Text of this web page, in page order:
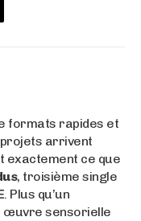
formats rapides et
arrivent
exactement ce que
, troisième single
. Plus qu’un
œuvre sensorielle